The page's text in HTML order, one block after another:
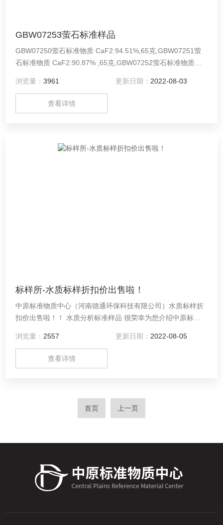
GBW07253萤石标准样品
GBW07250萤石标准物质 CaF2:94.51%,65克,GBW07251萤
石标准物质 CaF2:90.87% ,65克,GBW07252萤石标准物质
,65克
浏览量：3961 更新日期： 2022-08-03
查看详情
标样所-水质标样折扣价出售啦！
中原标准物质中心（河南德通环保科技有限公司）水质标样折
扣价出售啦！！ 水质分析标准样品 很荣幸为您介绍中原标准
样： 即日起，凡是在中原标准物质中心（河南德通购买水质标
样相关产品，都会折扣价给您！
浏览量： 2557 更新日期： 2022-08-05
查看详情
首页 上一页